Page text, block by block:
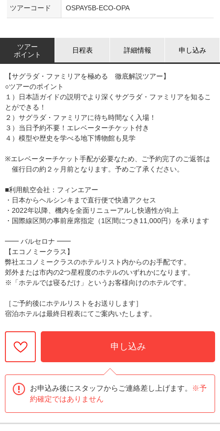
ツアーコード OSPAY5B-ECO-OPA
ツアー
ポイント
日程表 詳細情報 申し込み
【サグラダ・ファミリアを極める 徹底解説ツアー】
○ツアーのポイント
１）日本語ガイドの説明でより深くサグラダ・ファミリアを知るこ
とができる！
２）サグラダ・ファミリアに待ち時間なく入場！
３）当日予約不要！エレベーターチケット付き
４）模型や歴史を学べる地下博物館も見学
※エレベーターチケット手配が必要なため、ご予約完了のご返答は
催行日の約２ヶ月前となります。予めご了承ください。
■利用航空会社：フィンエアー
・日本からヘルシンキまで直行便で快適アクセス
・2022年以降、機内を全面リニューアルし快適性が向上
・国際線区間の事前座席指定（1区間につき11,000円）を承ります
━━ バルセロナ ━━
【エコノミークラス】
弊社エコノミークラスのホテルリスト内からのお手配です。
郊外または市内の2つ星程度のホテルのいずれかになります。
※「ホテルでは寝るだけ」というお客様向けのホテルです。
［ご予約後にホテルリストをお送りします］
宿泊ホテルは最終日程表にてご案内いたします。
申し込み
お申込み後にスタッフからご連絡差し上げます。
※予
約確定ではありません